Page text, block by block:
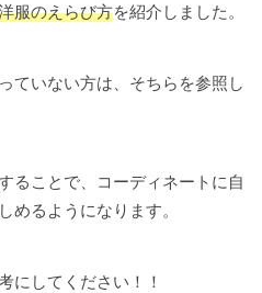
服のえらび方を紹介しました。
ていない方は、そちらを参照し
ることで、コーディネートに自
めるようになります。
にしてください！！